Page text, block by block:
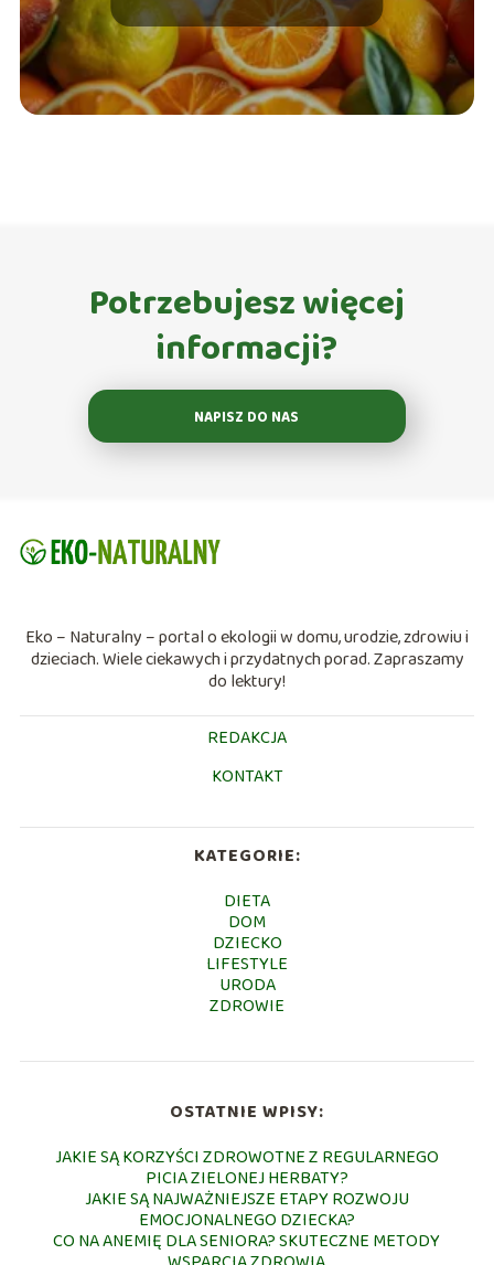
Potrzebujesz więcej
informacji?
NAPISZ DO NAS
Eko – Naturalny – portal o ekologii w domu, urodzie, zdrowiu i
dzieciach. Wiele ciekawych i przydatnych porad. Zapraszamy
do lektury!
REDAKCJA
KONTAKT
KATEGORIE:
DIETA
DOM
DZIECKO
LIFESTYLE
URODA
ZDROWIE
OSTATNIE WPISY:
JAKIE SĄ KORZYŚCI ZDROWOTNE Z REGULARNEGO
PICIA ZIELONEJ HERBATY?
JAKIE SĄ NAJWAŻNIEJSZE ETAPY ROZWOJU
EMOCJONALNEGO DZIECKA?
CO NA ANEMIĘ DLA SENIORA? SKUTECZNE METODY